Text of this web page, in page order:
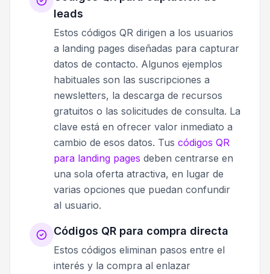
leads
Estos códigos QR dirigen a los usuarios
a landing pages diseñadas para capturar
datos de contacto. Algunos ejemplos
habituales son las suscripciones a
newsletters, la descarga de recursos
gratuitos o las solicitudes de consulta. La
clave está en ofrecer valor inmediato a
cambio de esos datos. Tus códigos QR
para landing pages deben centrarse en
una sola oferta atractiva, en lugar de
varias opciones que puedan confundir
al usuario.
Códigos QR para compra directa
Estos códigos eliminan pasos entre el
interés y la compra al enlazar